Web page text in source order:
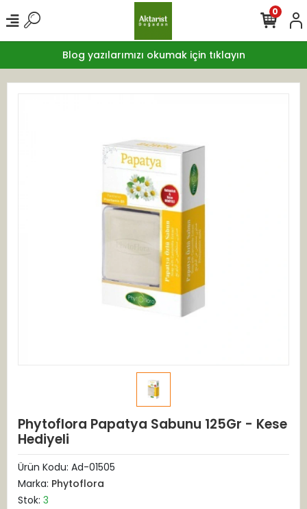
Blog yazılarımızı okumak için tıklayın
0
Phytoflora Papatya Sabunu 125Gr - Kese
Hediyeli
Ürün Kodu: Ad-01505
Marka: Phytoflora
Stok: 3